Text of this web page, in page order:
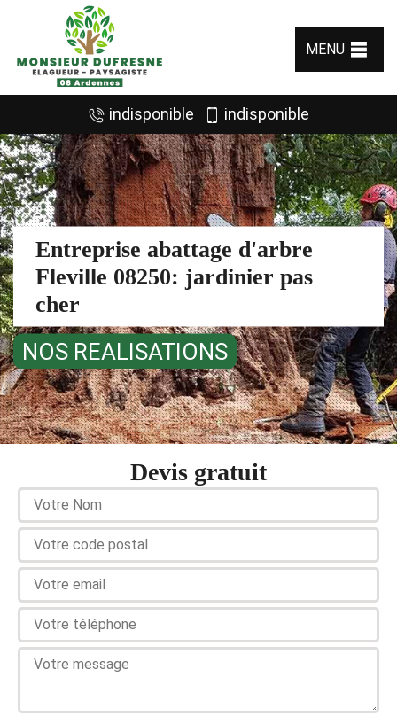
MENU
indisponible indisponible
Entreprise abattage d'arbre
Fleville 08250: jardinier pas
cher
NOS REALISATIONS
Devis gratuit